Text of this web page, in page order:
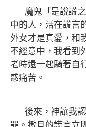
魔鬼「是說謊之
中的人，活在謊言
外女才是真愛，和
不經意中，我看到
老時還一起騎著自
惑痛苦。
後來，神讓我認
罪。撒旦的謊言立